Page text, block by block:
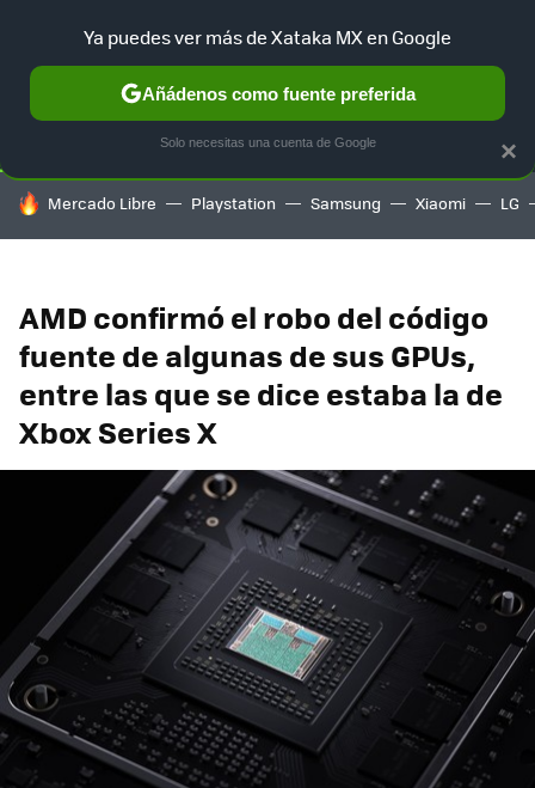
SELECCIÓN GAMING HOME AUTO TERRITORIO
HOY SE HABLA DE
Mercado Libre Playstation Samsung Xiaomi LG
AMD confirmó el robo del código
fuente de algunas de sus GPUs,
entre las que se dice estaba la de
Xbox Series X
×
Ya puedes ver más de Xataka MX en Google
Añádenos como fuente preferida
Solo necesitas una cuenta de Google